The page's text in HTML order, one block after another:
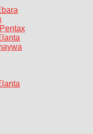
Pentax